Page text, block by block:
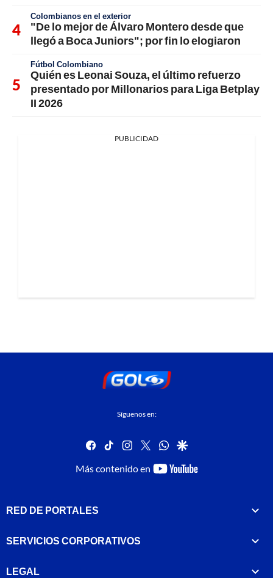
Colombianos en el exterior
"De lo mejor de Álvaro Montero desde que
llegó a Boca Juniors"; por fin lo elogiaron
Fútbol Colombiano
Quién es Leonai Souza, el último refuerzo
presentado por Millonarios para Liga Betplay
II 2026
PUBLICIDAD
Síguenos en:
facebook
tiktok instagram
twitterwhatsapp
google
Más contenido en
youtube-
RED DE PORTALES
SERVICIOS CORPORATIVOS
LEGAL